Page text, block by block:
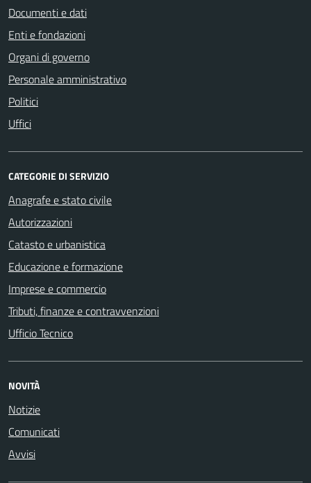
Documenti e dati
Enti e fondazioni
Organi di governo
Personale amministrativo
Politici
Uffici
CATEGORIE DI SERVIZIO
Anagrafe e stato civile
Autorizzazioni
Catasto e urbanistica
Educazione e formazione
Imprese e commercio
Tributi, finanze e contravvenzioni
Ufficio Tecnico
NOVITÀ
Notizie
Comunicati
Avvisi